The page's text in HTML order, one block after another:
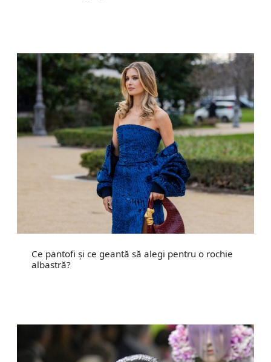
Ce pantofi și ce geantă să alegi pentru o rochie
albastră?